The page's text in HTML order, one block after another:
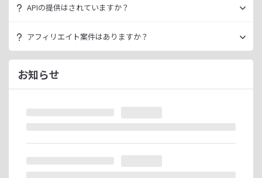
上させることができます。
ご登録済みで制限に到達された場合は、有料プランのご利用
ッコキーワードでも出力することができません。
サジェスト情報を出さない仕様になっております。
今後はサジェスト以外のキーワード取得手段も有料プランに
て提供してまいりますので、そちらにて対応できる見通しで
ございます。
APIの提供はされていますか？
詳細は ラッコキーワードAPIドキュメント
い。
アフィリエイト案件はありますか？
ラッコIDアフィリエイトにて、「ラッコキーワード」のアフ
ィリエイト案件をお取り扱いいたしております。
無料のユーザー登録、利用開始（初回ログイン）と有料プラ
ラッコIDアフィリエイトは、「ユーザー情報」「銀行口座情
お知らせ